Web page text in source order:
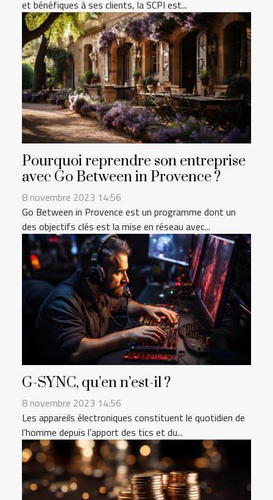
et bénéfiques à ses clients, la SCPI est...
Pourquoi reprendre son entreprise
avec Go Between in Provence ?
8 novembre 2023 14:56
Go Between in Provence est un programme dont un
des objectifs clés est la mise en réseau avec...
G-SYNC, qu’en n’est-il ?
8 novembre 2023 14:56
Les appareils électroniques constituent le quotidien de
l’homme depuis l’apport des tics et du...